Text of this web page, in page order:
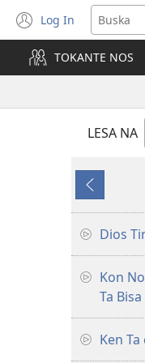
Log In
(opens
new
window)
TOKANTE NOS
LESA NA
Anterior
Dios
Kon
Ta
Ken